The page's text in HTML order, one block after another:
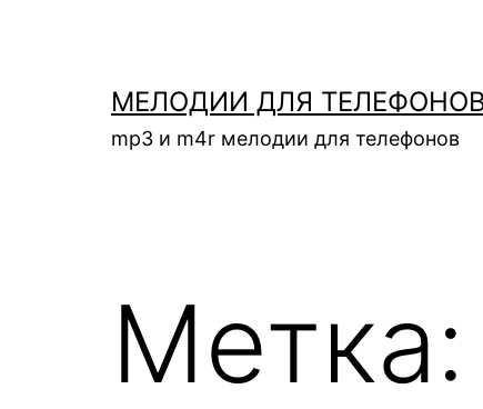
содержимомуМЕЛОДИИ ДЛЯ
mp3 и m4r мелодии для телефонов
Метка: